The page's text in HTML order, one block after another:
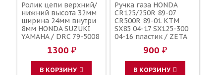
Ролик цепи верхний/
нижний высота 32мм
ширина 24мм внутри
8мм HONDA SUZUKI
YAMAHA / DRC 79-5008
35B00 BR9-22178-00-00
1300 ₽
В КОРЗИНУ
Ручка газа HONDA
CR125/250R 89-07
CR500R 89-01 KTM
SX85 04-17 SX125-300
04-16 пластик / ZETA
680 53140-KZ4-J30
53140-KSR-710 53140-
KZ4-J31 51502010200
900 ₽
В КОРЗИНУ